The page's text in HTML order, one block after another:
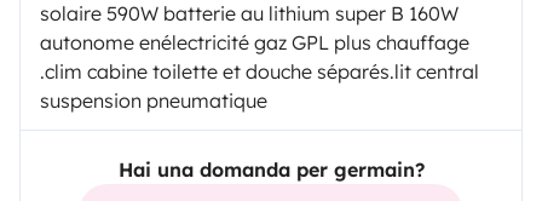
solaire 590W batterie au lithium super B 160W
autonome enélectricité gaz GPL plus chauffage
.clim cabine toilette et douche séparés.lit central
suspension pneumatique
Hai una domanda per germain?